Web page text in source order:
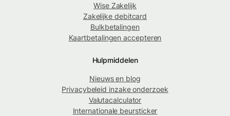
Wise Zakelijk
Zakelijke debitcard
Bulkbetalingen
Kaartbetalingen accepteren
Hulpmiddelen
Nieuws en blog
Privacybeleid inzake onderzoek
Valutacalculator
Internationale beursticker